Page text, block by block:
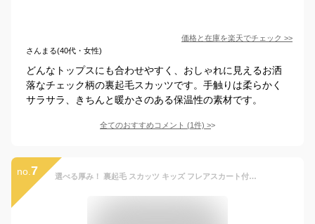
価格と在庫を楽天でチェック >>
さんまる(40代・女性)
どんなトップスにも合わせやすく、おしゃれに見えるお洒
落なチェック柄の裏起毛スカッツです。手触りは柔らかく
サラサラ、きちんと暖かさのある保温性の素材です。
全てのおすすめコメント (1件) >
no. 7 選べる厚み！ 裏起毛 スカッツ キッズ フレアスカート付き レギンス レギパン レギンス付きスカート フレアスカート ボトムス 子供服 子ども 女の子 無地 可愛い 秋冬 薄手 ノーマル 春秋送料無料